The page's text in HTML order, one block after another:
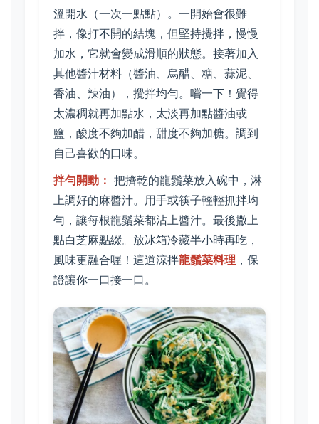
溫開水（一次一點點）。一開始會很難
拌，像打不開的結塊，但堅持攪拌，慢慢
加水，它就會變成滑順的狀態。接著加入
其他醬汁材料（醬油、烏醋、糖、蒜泥、
香油、辣油），攪拌均勻。嚐一下！覺得
太濃稠就再加點水，太淡再加點醬油或
鹽，酸度不夠加醋，甜度不夠加糖。調到
自己喜歡的口味。
拌勻開動： 把擠乾的龍鬚菜放入碗中，淋
上調好的麻醬汁。用手或筷子輕輕抓拌均
勻，讓每根龍鬚菜都沾上醬汁。最後撒上
點白芝麻點綴。放冰箱冷藏半小時再吃，
風味更融合喔！這道涼拌龍鬚菜料理 ，保
證讓你一口接一口。